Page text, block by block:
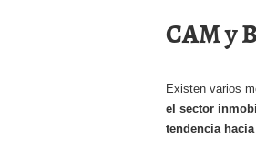
CAM y
Existen varios
el sector
tendencia